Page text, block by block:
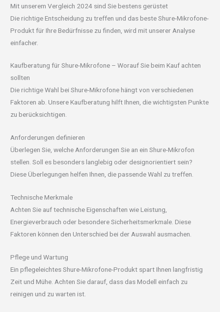
Mit unserem Vergleich 2024 sind Sie bestens gerüstet
Die richtige Entscheidung zu treffen und das beste Shure-Mikrofone-
Produkt für Ihre Bedürfnisse zu finden, wird mit unserer Analyse
einfacher.
Kaufberatung für Shure-Mikrofone – Worauf Sie beim Kauf achten
sollten
Die richtige Wahl bei Shure-Mikrofone hängt von verschiedenen
Faktoren ab. Unsere Kaufberatung hilft Ihnen, die wichtigsten Punkte
zu berücksichtigen.
Anforderungen definieren
Überlegen Sie, welche Anforderungen Sie an ein Shure-Mikrofon
stellen. Soll es besonders langlebig oder designorientiert sein?
Diese Überlegungen helfen Ihnen, die passende Wahl zu treffen.
Technische Merkmale
Achten Sie auf technische Eigenschaften wie Leistung,
Energieverbrauch oder besondere Sicherheitsmerkmale. Diese
Faktoren können den Unterschied bei der Auswahl ausmachen.
Pflege und Wartung
Ein pflegeleichtes Shure-Mikrofone-Produkt spart Ihnen langfristig
Zeit und Mühe. Achten Sie darauf, dass das Modell einfach zu
reinigen und zu warten ist.